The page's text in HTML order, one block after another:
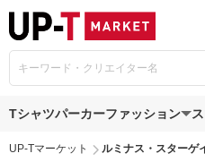
Tシャツパーカーファッション
UP-Tマーケット ルミナス・スターゲ